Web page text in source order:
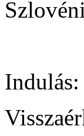
Indulás: